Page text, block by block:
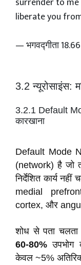
liberate you
— भगवद्गीता 18.66
3.2 न्यूरोसाइंस:
3.2.1 Default
कारखाना
Default Mode
(network) है जो
निर्देशित कार्य
medial
cortex, और
शोध से पता
60-80% उपभोग
केवल ~5%